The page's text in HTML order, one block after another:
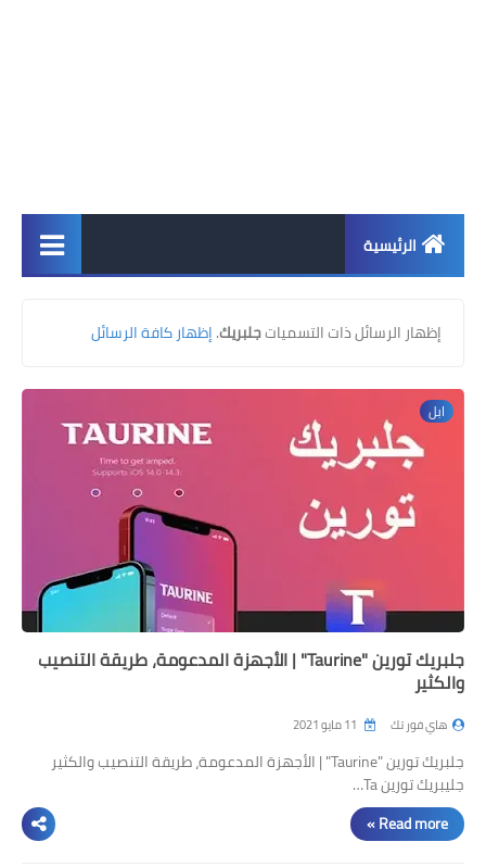
الرئيسية
ويندوز
مراجعات
العاب
صحة وجمال
الربح من الانترنت
ذكاء اصطناعي
‏إظهار الرسائل ذات التسمياتجلبريك.إظهار كافة الرسائل
ابل
جلبريك تورين "Taurine" | الأجهزة المدعومة، طريقة التنصيب
والكثير
هاي فور تك
جلبريك تورين "Taurine" | الأجهزة المدعومة، طريقة التنصيب والكثير
جليبريك تورين Ta…
Read more »